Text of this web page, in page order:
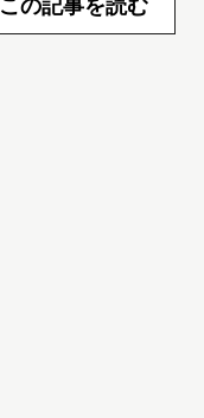
この記事を読む